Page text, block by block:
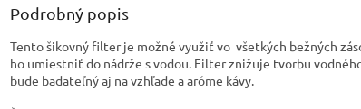
Podrobný popis
Tento šikovný filter je možné využiť vo všetkých bežných
ho umiestniť do nádrže s vodou. Filter znižuje tvorbu
bude badateľný aj na vzhľade a aróme kávy.